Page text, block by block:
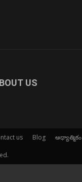
US
us Blog ఆధ్యాత్మికం